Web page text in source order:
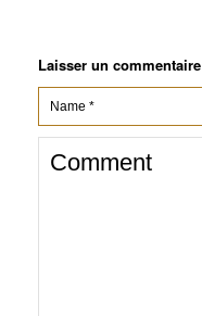
Laisser un commentaire